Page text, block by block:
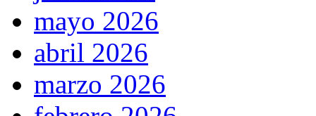
mayo 2026
abril 2026
marzo 2026